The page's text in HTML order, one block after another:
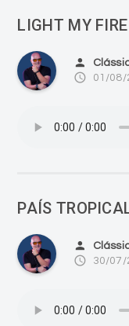
LIGHT MY
person
access_time 01/08/
PAÍS
person
access_time 30/07/